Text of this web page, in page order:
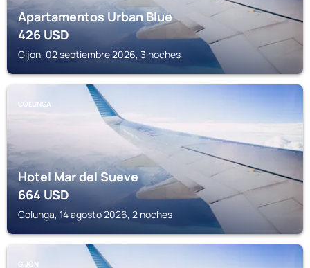
Apartamentos Urban Blue
426USD
Gijón, 02 septiembre 2026, 3 noches
COLUNGA
Hotel Mar del Sueve
664USD
Colunga, 14 agosto 2026, 2 noches
GIJÓN